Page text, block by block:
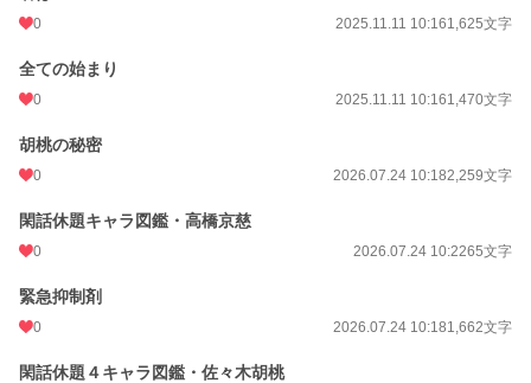
0 2025.11.11 10:161,625文字
全ての始まり
0 2025.11.11 10:161,470文字
胡桃の秘密
0 2026.07.24 10:182,259文字
閑話休題キャラ図鑑・高橋京慈
0 2026.07.24 10:2265文字
緊急抑制剤
0 2026.07.24 10:181,662文字
閑話休題４キャラ図鑑・佐々木胡桃